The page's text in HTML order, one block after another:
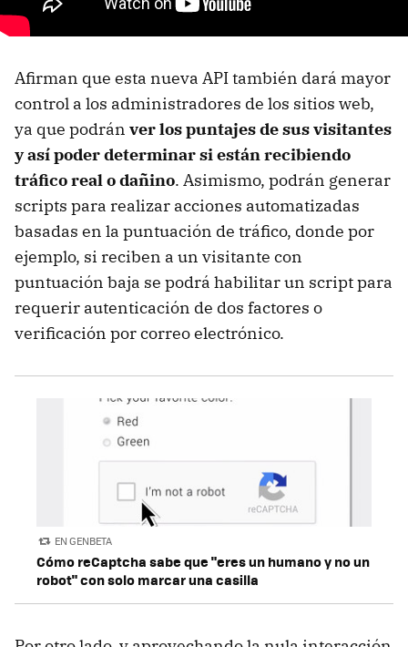
Afirman que esta nueva API también dará mayor
control a los administradores de los sitios web,
ya que podrán ver los puntajes de sus visitantes
y así poder determinar si están recibiendo
tráfico real o dañino. Asimismo, podrán generar
scripts para realizar acciones automatizadas
basadas en la puntuación de tráfico, donde por
ejemplo, si reciben a un visitante con
puntuación baja se podrá habilitar un script para
requerir autenticación de dos factores o
verificación por correo electrónico.
EN GENBETA
Cómo reCaptcha sabe que "eres un humano y no un
robot" con solo marcar una casilla